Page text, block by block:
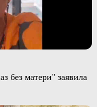
без матери" заявила